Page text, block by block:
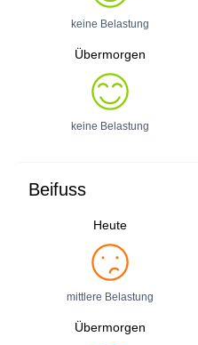
keine Belastung
Übermorgen
keine Belastung
Beifuss
Heute
mittlere Belastung
Übermorgen